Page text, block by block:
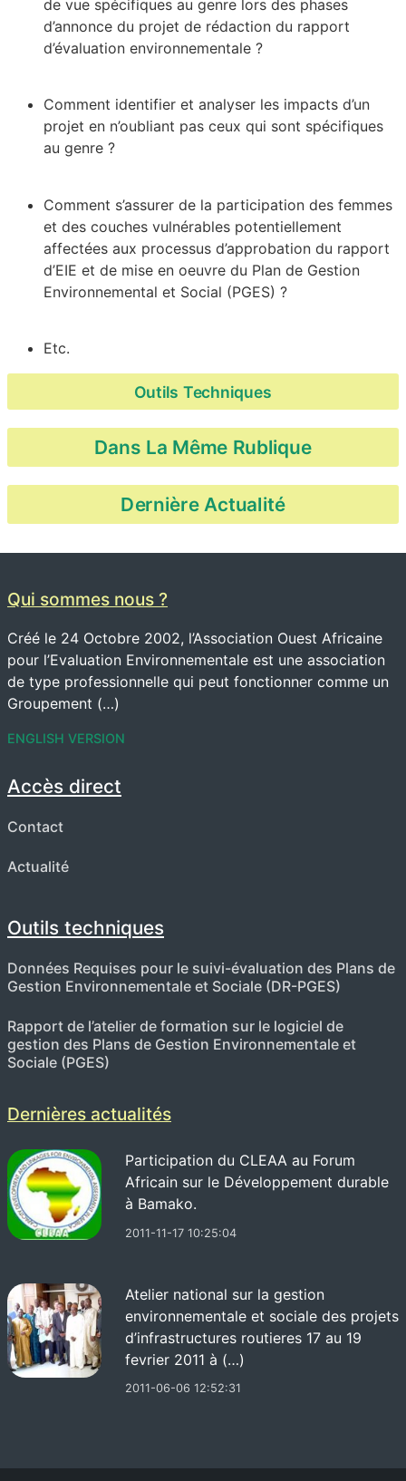
de vue spécifiques au genre lors des phases
d’annonce du projet de rédaction du rapport
d’évaluation environnementale ?
Comment identifier et analyser les impacts d’un
projet en n’oubliant pas ceux qui sont spécifiques
au genre ?
Comment s’assurer de la participation des femmes
et des couches vulnérables potentiellement
affectées aux processus d’approbation du rapport
d’EIE et de mise en oeuvre du Plan de Gestion
Environnemental et Social (PGES) ?
Etc.
Outils Techniques
Dans La Même Rublique
Dernière Actualité
Qui sommes nous ?
Créé le 24 Octobre 2002, l’Association Ouest Africaine
pour l’Evaluation Environnementale est une association
de type professionnelle qui peut fonctionner comme un
Groupement (…)
ENGLISH VERSION
Accès direct
Contact
Actualité
Outils techniques
Données Requises pour le suivi-évaluation des Plans de
Gestion Environnementale et Sociale (DR-PGES)
Rapport de l’atelier de formation sur le logiciel de
gestion des Plans de Gestion Environnementale et
Sociale (PGES)
Dernières actualités
Participation du CLEAA au Forum
Africain sur le Développement durable
à Bamako.
2011-11-17 10:25:04
Atelier national sur la gestion
environnementale et sociale des projets
d’infrastructures routieres 17 au 19
fevrier 2011 à (…)
2011-06-06 12:52:31